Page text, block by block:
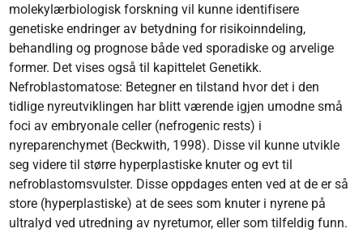
molekylærbiologisk forskning vil kunne identifisere
genetiske endringer av betydning for risikoinndeling,
behandling og prognose både ved sporadiske og arvelige
former. Det vises også til kapittelet Genetikk.
Nefroblastomatose: Betegner en tilstand hvor det i den
tidlige nyreutviklingen har blitt værende igjen umodne små
foci av embryonale celler (nefrogenic rests) i
nyreparenchymet (Beckwith, 1998). Disse vil kunne utvikle
seg videre til større hyperplastiske knuter og evt til
nefroblastomsvulster. Disse oppdages enten ved at de er så
store (hyperplastiske) at de sees som knuter i nyrene på
ultralyd ved utredning av nyretumor, eller som tilfeldig funn.